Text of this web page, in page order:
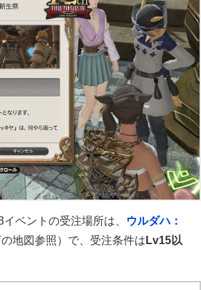
ベントの受注場所は、
ウルダハ：
の地図参照）で、受注条件は Lv15以